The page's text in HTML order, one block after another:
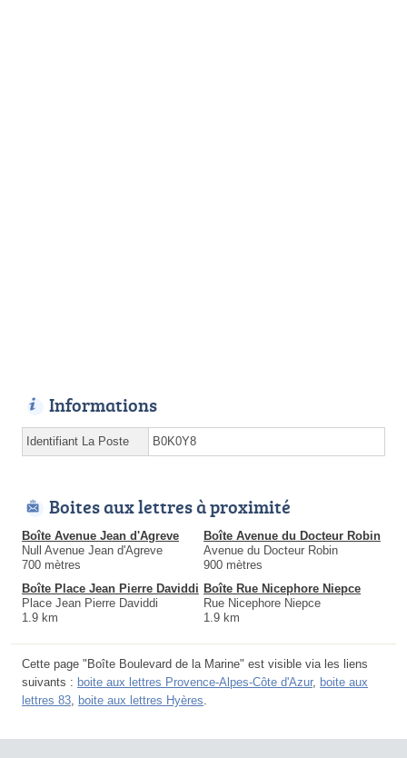
Informations
Identifiant La Poste B0K0Y8
Boites aux lettres à proximité
Boîte Avenue Jean d'Agreve
Null Avenue Jean d'Agreve
700 mètres
Boîte Avenue du Docteur Robin
Avenue du Docteur Robin
900 mètres
Boîte Place Jean Pierre Daviddi
Place Jean Pierre Daviddi
1.9 km
Boîte Rue Nicephore Niepce
Rue Nicephore Niepce
1.9 km
Cette page "Boîte Boulevard de la Marine" est visible via les liens
suivants : boite aux lettres Provence-Alpes-Côte d'Azur, boite aux
lettres 83, boite aux lettres Hyères.